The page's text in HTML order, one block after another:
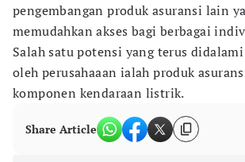
pengembangan produk asuransi lain
memudahkan akses bagi berbagai
Salah satu potensi yang terus
oleh perusahaaan ialah produk
komponen kendaraan listrik.
Share Article